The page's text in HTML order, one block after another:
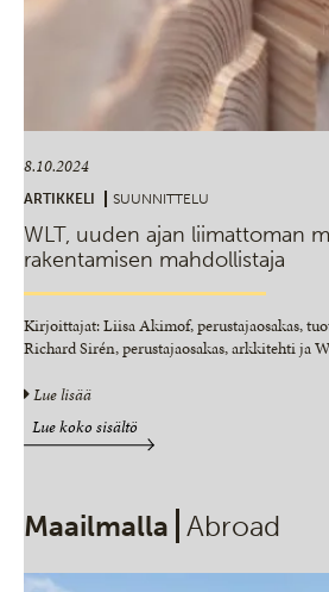
8.10.2024
ARTIKKELI SUUNNITTELU
WLT, uuden ajan liimattoman
rakentamisen mahdollistaja
Kirjoittajat: Liisa Akimof, perustajaosakas,
Richard Sirén, perustajaosakas, arkkitehti ja
Lue lisää
Lue koko sisältö
Maailmalla Abroad